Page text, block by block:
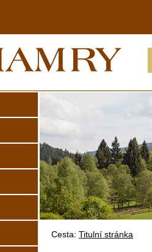
Cesta: Titulní stránka